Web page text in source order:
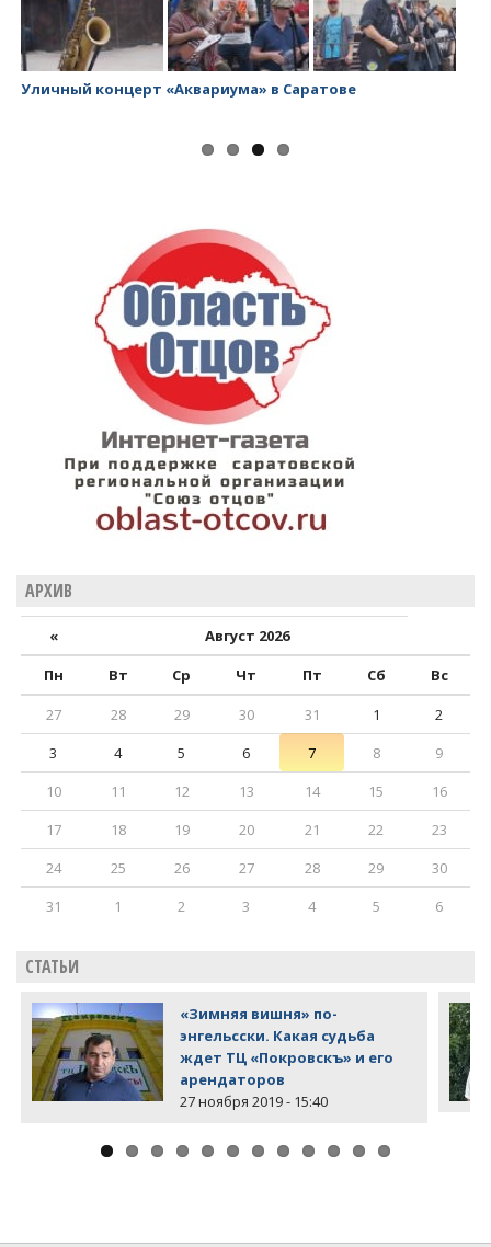
Уличный концерт «Аквариума» в Саратове
АРХИВ
«
Август 2026
Пн
Вт Ср Чт Пт Сб
Вс
27
28 29 30 31 1
2
3
4 5 6 7 8
9
10
11 12 13 14 15
16
17
18 19 20 21 22
23
24
25 26 27 28 29
30
31
1 2 3 4 5 6
СТАТЬИ
«Зимняя вишня» по-
энгельсски. Какая судьба
ждет ТЦ «Покровскъ» и его
арендаторов
27 ноября 2019 - 15:40